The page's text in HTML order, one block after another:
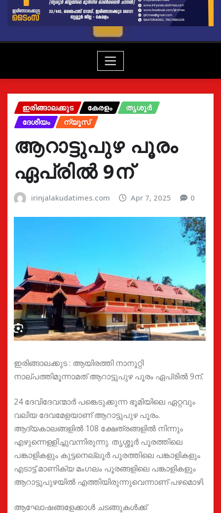
ഇരിങ്ങാലക്കുട കേരളം
തൃശൂർ
ദേശീയം
ന്യൂസ്
ആറാട്ടുപുഴ പൂരം
ഏപ്രിൽ 9ന്
irinjalakudatimes.com Apr 7, 2025 0
ഇരിങ്ങാലക്കുട : ആയിരത്തി നാനൂറ്റി
നാല്പത്തിമൂന്നാമത് ആറാട്ടുപുഴ പൂരം ഏപ്രിൽ 9ന്.
24 ദേവിദേവന്മാർ പങ്കെടുക്കുന്ന ഭൂമിയിലെ ഏറ്റവും
വലിയ ദേവമേളയാണ് ആറാട്ടുപുഴ പൂരം.
ആദ്യകാലങ്ങളിൽ 108 ക്ഷേത്രങ്ങളിൽ നിന്നും
എഴുന്നെള്ളിച്ചുവന്നിരുന്നു. തൃശ്ശൂർ പൂരത്തിലെ
പങ്കാളികളും കുട്ടനെല്ലൂർ പൂരത്തിലെ പങ്കാളികളും
എടാട്ട് മാണിക്യ മംഗലം പൂരങ്ങളിലെ പങ്കാളികളും
ആറാട്ടുപുഴയിൽ എത്തിയിരുന്നുവെന്നാണ് പഴമൊഴി.
ആഘോഷങ്ങളേക്കാൾ ചടങ്ങുകൾക്ക്